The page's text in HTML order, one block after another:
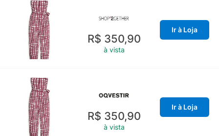
R$ 350,90
à vista
Ir à Loja
R$ 350,90
à vista
Ir à Loja